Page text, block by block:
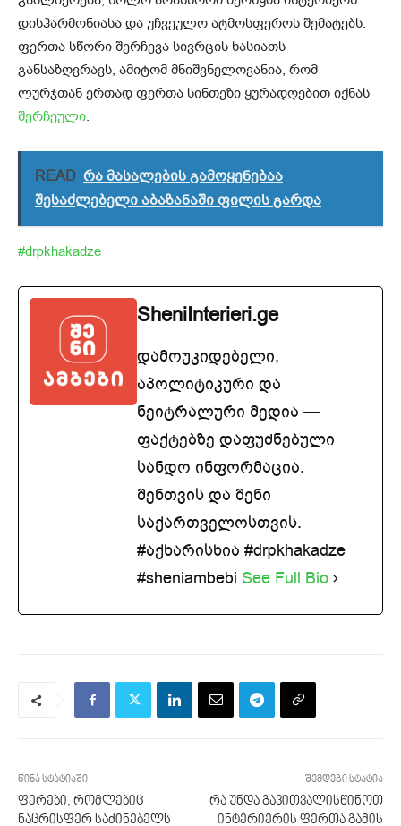
დისჰარმონიასა და უჩვეულო ატმოსფეროს შემატებს.
ფერთა სწორი შერჩევა სივრცის ხასიათს
განსაზღვრავს, ამიტომ მნიშვნელოვანია, რომ
ლურჯთან ერთად ფერთა სინთეზი ყურადღებით იქნას
შერჩეული.
READ რა მასალების გამოყენებაა
შესაძლებელი აბაზანაში ფილის გარდა
#drpkhakadze
SheniInterieri.ge
დამოუკიდებელი,
აპოლიტიკური და
ნეიტრალური მედია —
ფაქტებზე დაფუძნებული
სანდო ინფორმაცია.
შენთვის და შენი
საქართველოსთვის.
#აქხარისხია #drpkhakadze
#sheniambebi See Full Bio
წინა სტატიაში
ფერები, რომლებიც
ნაცრისფერ საძინებელს
შემდეგი სტატია
რა უნდა გავითვალისწინოთ
ინტერიერის ფერთა გამის